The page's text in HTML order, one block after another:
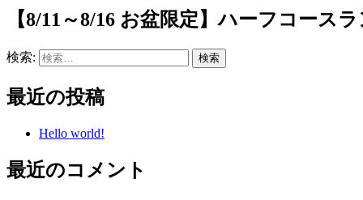
【8/11～8/16 お盆限定】ハーフコース
検索:
最近の投稿
Hello world!
最近のコメント